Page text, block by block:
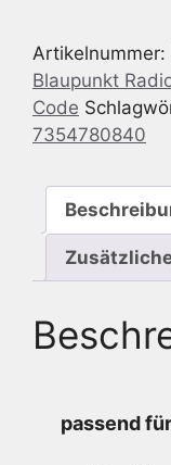
225
MP3
TE
SB05
7647301316
-
Artikelnummer:
Blaupunkt
Code
7354780840
passend